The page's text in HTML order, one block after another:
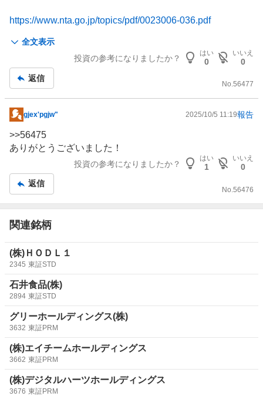
全文表示
https://www.nta.go.jp/topics/pdf/0023006-036.pdf
＞国税庁においては、申告が必要と⾒込まれるにもかかわ
らず、無申告となっている方に対して、
＞今後、積極的に調査等を⾏うなど、適切に対応してまい
ります。
投資の参考になりましたか？
はい
0
いいえ
0
返信
No.56477
掲
示
板
事
gjex'pgjw" 2025/10/5 11:19報告
>>56475
ありがとうございました！
投資の参考になりましたか？
はい
1
いいえ
0
返信
No.56476
関連銘柄
(株)ＨＯＤＬ１
2345 東証STD
石井食品(株)
2894 東証STD
グリーホールディングス(株)
3632 東証PRM
(株)エイチームホールディングス
3662 東証PRM
(株)デジタルハーツホールディングス
3676 東証PRM